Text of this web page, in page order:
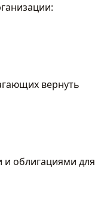
вернуть
и облигациями для